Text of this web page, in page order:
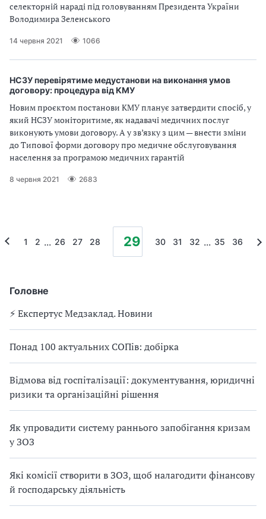
Головне
⚡️ Експертус Медзаклад. Новини
Понад 100 актуальних СОПів: добірка
Відмова від госпіталізації: документування, юридичні
ризики та організаційні рішення
Як упровадити систему раннього запобігання кризам
у ЗОЗ
Які комісії створити в ЗОЗ, щоб налагодити фінансову
й господарську діяльність
селекторній нараді під головуванням Президента України
Володимира Зеленського
14 червня 2021 1066
НСЗУ перевірятиме медустанови на виконання умов
договору: процедура від КМУ
Новим проєктом постанови КМУ планує затвердити спосіб, у
який НСЗУ моніторитиме, як надавачі медичних послуг
виконують умови договору. А у зв’язку з цим — внести зміни
до Типової форми договору про медичне обслуговування
населення за програмою медичних гарантій
8 червня 2021 2683
1 2 ... 26 27 28 29 30 31 32 ... 35 36